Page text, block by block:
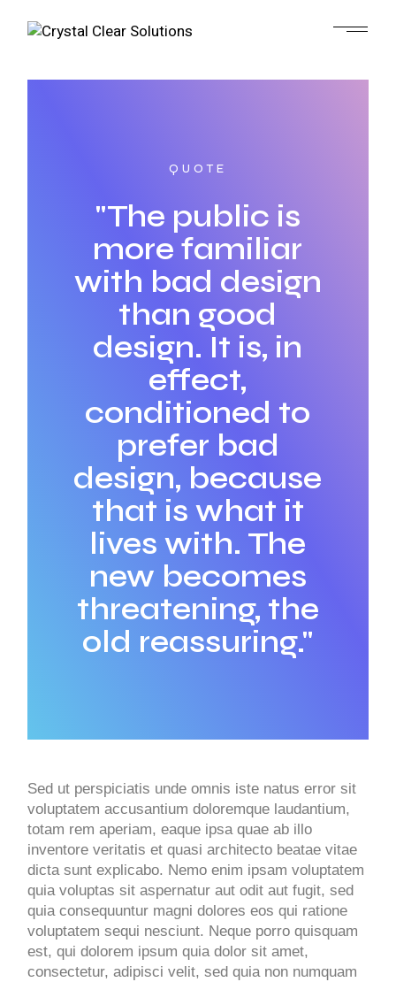
QUOTE
"The public is
more familiar
with bad design
than good
design. It is, in
effect,
conditioned to
prefer bad
design, because
that is what it
lives with. The
new becomes
threatening, the
old reassuring."
Sed ut perspiciatis unde omnis iste natus error sit
voluptatem accusantium doloremque laudantium,
totam rem aperiam, eaque ipsa quae ab illo
inventore veritatis et quasi architecto beatae vitae
dicta sunt explicabo. Nemo enim ipsam voluptatem
quia voluptas sit aspernatur aut odit aut fugit, sed
quia consequuntur magni dolores eos qui ratione
voluptatem sequi nesciunt. Neque porro quisquam
est, qui dolorem ipsum quia dolor sit amet,
consectetur, adipisci velit, sed quia non numquam